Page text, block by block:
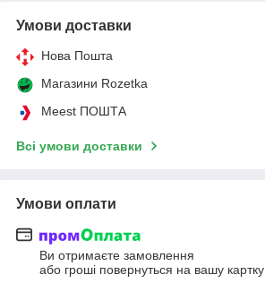
Умови доставки
Нова Пошта
Магазини Rozetka
Meest ПОШТА
Всі умови доставки
Умови оплати
Ви отримаєте замовлення
або гроші повернуться на вашу картку